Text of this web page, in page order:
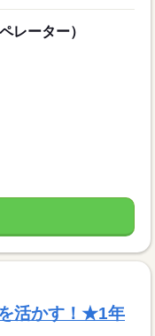
レーター）
活かす！★1年